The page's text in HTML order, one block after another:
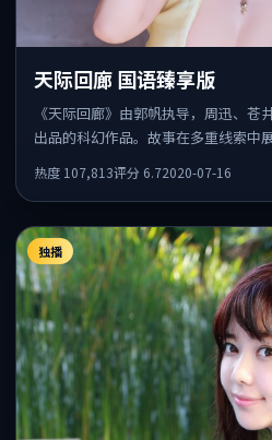
天际回廊 国语臻享版
《天际回廊》由郭帆执导，周迅、
出品的科幻作品。故事在多重线索中
热度 107,813评分 6.72020-07-16
独播